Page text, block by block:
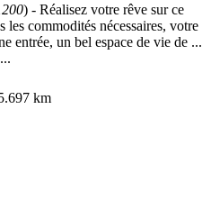
) - Réalisez votre rêve sur ce
les commodités nécessaires, votre
entrée, un bel espace de vie de ...
km